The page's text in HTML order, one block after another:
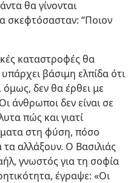
θα γίνονται
σκεφτόσασταν: “Ποιον
καταστροφές θα
βάσιμη ελπίδα ότι
δεν θα έρθει με
άνθρωποι δεν είναι σε
πώς και γιατί
στη φύση, πόσο
αλλάξουν. Ο Βασιλιάς
γνωστός για τη σοφία
έγραψε: «Οι